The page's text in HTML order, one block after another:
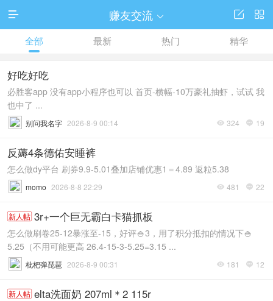
 赚友交流  

全部 最新 热门 精华
好吃好吃
必胜客app 没有app小程序也可以 首页-横幅-10万豪礼抽虾，试试 我
也中了 ...
 324  19
别问我名字 2026-8-9 00:14
反薅4条德佑安睡裤
怎么做dy平台 刷券9.9-5.01叠加店铺优惠1＝4.89 返粒5.38
 481  22
momo 2026-8-8 22:29
新人帖 3r+一个巨无霸白卡猫抓板
怎么做刷卷25-12暴涨至-15，好评🍚3，用了积分抵扣的情况下🍚
5.25（不用可能更高 26.4-15-3-5.25=3.15 ...
 181  12
枇杷弹琵琶 2026-8-9 00:31
新人帖 elta洗面奶 207ml＊2 115r